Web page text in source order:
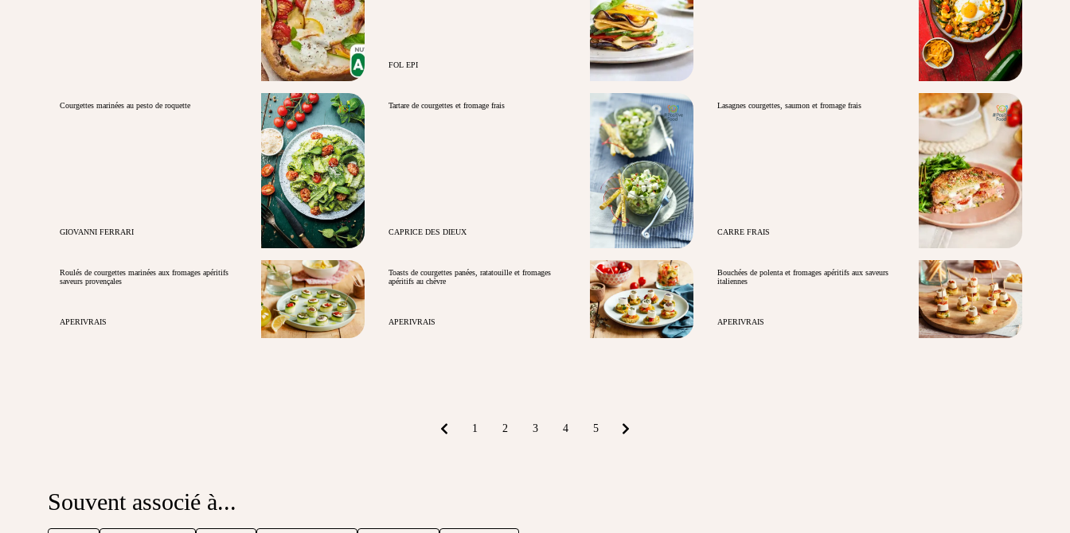
FOL EPI
Courgettes marinées au pesto de roquette
GIOVANNI FERRARI
Tartare de courgettes et fromage frais
CAPRICE DES DIEUX
Lasagnes courgettes, saumon et fromage frais
CARRE FRAIS
Roulés de courgettes marinées aux fromages apéritifs
saveurs provençales
APERIVRAIS
Toasts de courgettes panées, ratatouille et fromages
apéritifs au chèvre
APERIVRAIS
Bouchées de polenta et fromages apéritifs aux saveurs
italiennes
APERIVRAIS
1 2 3 4 5
Souvent associé à...